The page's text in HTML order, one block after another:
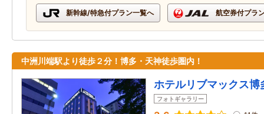
新幹線/特急付プラン一覧へ 航空券付プラ
中洲川端駅より徒歩２分！博多・天神徒歩圏内！
ホテルリブマックス博
フォトギャラリー